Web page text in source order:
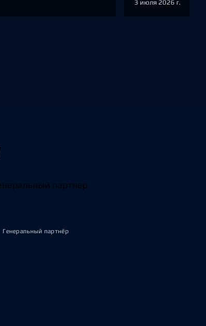
3 июля 2026 г.
Генеральный партнёр